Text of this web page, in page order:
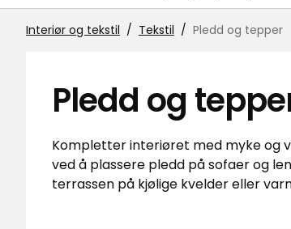
Interiør og tekstil Tekstil Pledd og tepper
Pledd og
Kompletter interiøret med myke og
ved å plassere pledd på sofaer og
terrassen på kjølige kvelder eller